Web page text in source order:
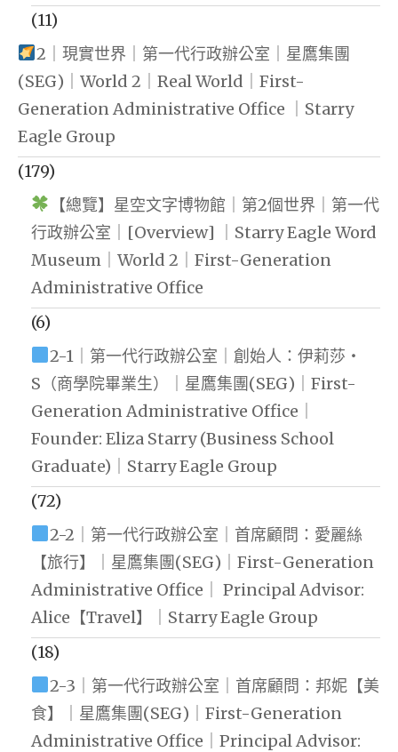
(11)
2｜現實世界｜第一代行政辦公室｜星鷹集團
(SEG)｜World 2｜Real World｜First-
Generation Administrative Office ｜Starry
Eagle Group
(179)
【總覽】星空文字博物館｜第2個世界｜第一代
行政辦公室｜[Overview] ｜Starry Eagle Word
Museum｜World 2｜First-Generation
Administrative Office
(6)
2-1｜第一代行政辦公室｜創始人：伊莉莎・
S（商學院畢業生）｜星鷹集團(SEG)｜First-
Generation Administrative Office｜
Founder: Eliza Starry (Business School
Graduate)｜Starry Eagle Group
(72)
2-2｜第一代行政辦公室｜首席顧問：愛麗絲
【旅行】｜星鷹集團(SEG)｜First-Generation
Administrative Office｜ Principal Advisor:
Alice【Travel】｜Starry Eagle Group
(18)
2-3｜第一代行政辦公室｜首席顧問：邦妮【美
食】｜星鷹集團(SEG)｜First-Generation
Administrative Office｜Principal Advisor: